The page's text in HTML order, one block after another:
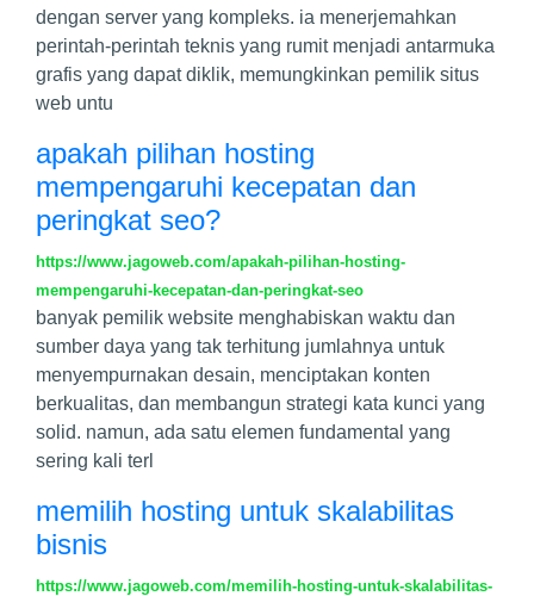
dengan server yang kompleks. ia menerjemahkan
perintah-perintah teknis yang rumit menjadi antarmuka
grafis yang dapat diklik, memungkinkan pemilik situs
web untu
apakah pilihan hosting
mempengaruhi kecepatan dan
peringkat seo?
https://www.jagoweb.com/apakah-pilihan-hosting-
mempengaruhi-kecepatan-dan-peringkat-seo
banyak pemilik website menghabiskan waktu dan
sumber daya yang tak terhitung jumlahnya untuk
menyempurnakan desain, menciptakan konten
berkualitas, dan membangun strategi kata kunci yang
solid. namun, ada satu elemen fundamental yang
sering kali terl
memilih hosting untuk skalabilitas
bisnis
https://www.jagoweb.com/memilih-hosting-untuk-skalabilitas-